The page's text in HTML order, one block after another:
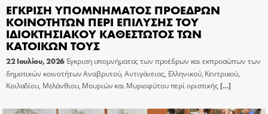
ΕΓΚΡΙΣΗ ΥΠΟΜΝΗΜΑΤΟΣ ΠΡΟΕΔΡΩΝ
ΚΟΙΝΟΤΗΤΩΝ ΠΕΡΙ ΕΠΙΛΥΣΗΣ ΤΟΥ
ΙΔΙΟΚΤΗΣΙΑΚΟΥ ΚΑΘΕΣΤΩΤΟΣ ΤΩΝ
ΚΑΤΟΙΚΩΝ ΤΟΥΣ
22 Ιουλίου, 2026Έγκριση υπομνήματος των προέδρων και εκπροσώπων των
δημοτικών κοινοτήτων Αναβρυτού, Αντιγόνειας, Ελληνικού, Κεντρικού,
Κοιλαδίου, Μελάνθιου, Μουριών και Μυριοφύτου περί οριστικής[…]